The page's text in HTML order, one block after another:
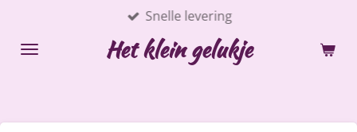
naar
Het klein gelukje
Snelle levering